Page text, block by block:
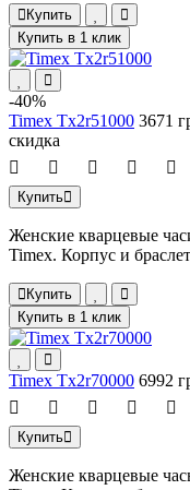
Купить
Купить в 1 клик
-40%
Timex Tx2r51000 3671
скидка
Купить
Женские кварцевые
Timex. Корпус и
Купить
Купить в 1 клик
Timex Tx2r70000 6992
Купить
Женские кварцевые